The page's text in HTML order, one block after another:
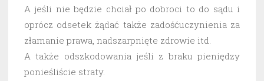
A jeśli nie będzie chciał po dobroci to do sądu i
oprócz odsetek żądać także zadośćuczynienia za
złamanie prawa, nadszarpnięte zdrowie itd.
A także odszkodowania jeśli z braku pieniędzy
ponieśliście straty.